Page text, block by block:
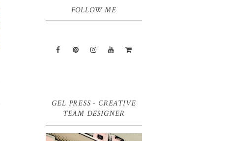
FOLLOW ME
GEL PRESS - CREATIVE
TEAM DESIGNER